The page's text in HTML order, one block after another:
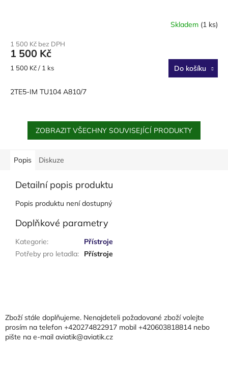
Skladem (1 ks)
1 500 Kč bez DPH
1 500 Kč
Měrná
1 500 Kč / 1 ks Do košíku
2TE5-IM TU104 A810/7
ZOBRAZIT VŠECHNY SOUVISEJÍCÍ PRODUKTY
Popis Diskuze
Detailní popis produktu
Popis produktu není dostupný
Doplňkové parametry
Kategorie:
Přístroje
Potřeby pro letadla: Přístroje
aZboží stále doplňujeme. Nenajdeteli požadované zboží volejte
prosím na telefon +420274822917 mobil +420603818814 nebo
pište na e-mail aviatik@aviatik.cz